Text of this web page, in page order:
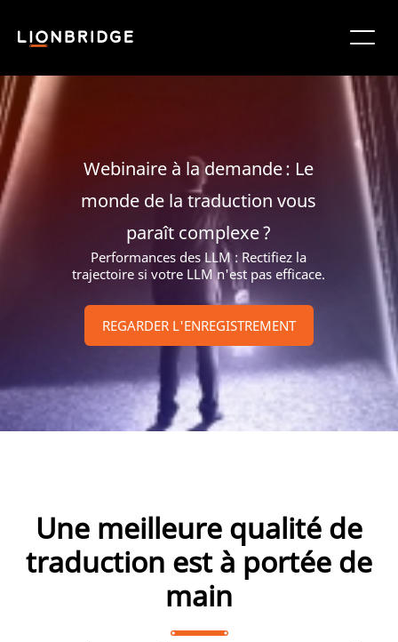
Webinaire à la demande : Le
monde de la traduction vous
paraît complexe ?
Performances des LLM : Rectifiez la
trajectoire si votre LLM n'est pas efficace.
REGARDER L'ENREGISTREMENT
Une meilleure qualité de
traduction est à portée de
main